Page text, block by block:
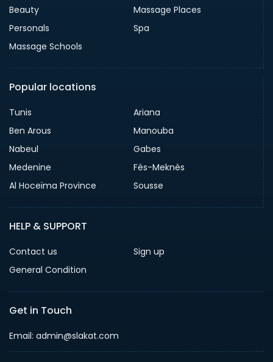
Beauty
Massage Places
Personals
Spa
Massage Schools
Popular locations
Tunis
Ariana
Ben Arous
Manouba
Nabeul
Gabes
Medenine
Fès-Meknès
Al Hoceïma Province
Sousse
HELP & SUPPORT
Contact us
Sign up
General Condition
Get in Touch
Email: admin@slakat.com